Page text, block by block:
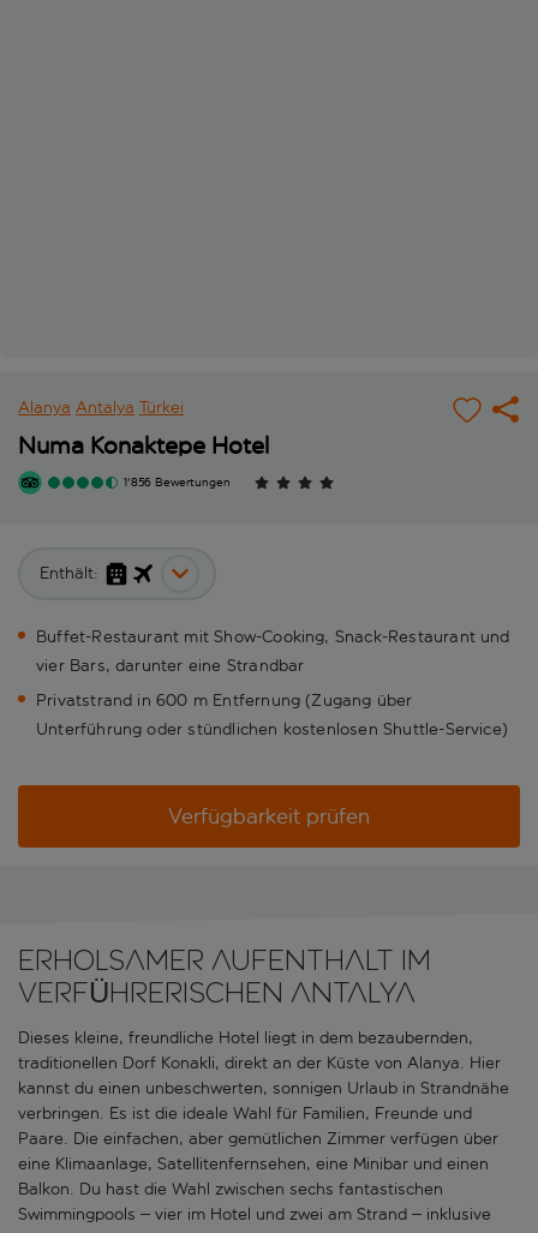
Alanya Antalya Türkei
Numa Konaktepe Hotel
1'856 Bewertungen
Enthält:
Buffet-Restaurant mit Show-Cooking, Snack-Restaurant und
vier Bars, darunter eine Strandbar
Privatstrand in 600 m Entfernung (Zugang über
Unterführung oder stündlichen kostenlosen Shuttle-Service)
Verfügbarkeit prüfen
ERHOLSAMER AUFENTHALT IM
VERFÜHRERISCHEN ANTALYA
Dieses kleine, freundliche Hotel liegt in dem bezaubernden,
traditionellen Dorf Konakli, direkt an der Küste von Alanya. Hier
kannst du einen unbeschwerten, sonnigen Urlaub in Strandnähe
verbringen. Es ist die ideale Wahl für Familien, Freunde und
Paare. Die einfachen, aber gemütlichen Zimmer verfügen über
eine Klimaanlage, Satellitenfernsehen, eine Minibar und einen
Balkon. Du hast die Wahl zwischen sechs fantastischen
Swimmingpools – vier im Hotel und zwei am Strand – inklusive